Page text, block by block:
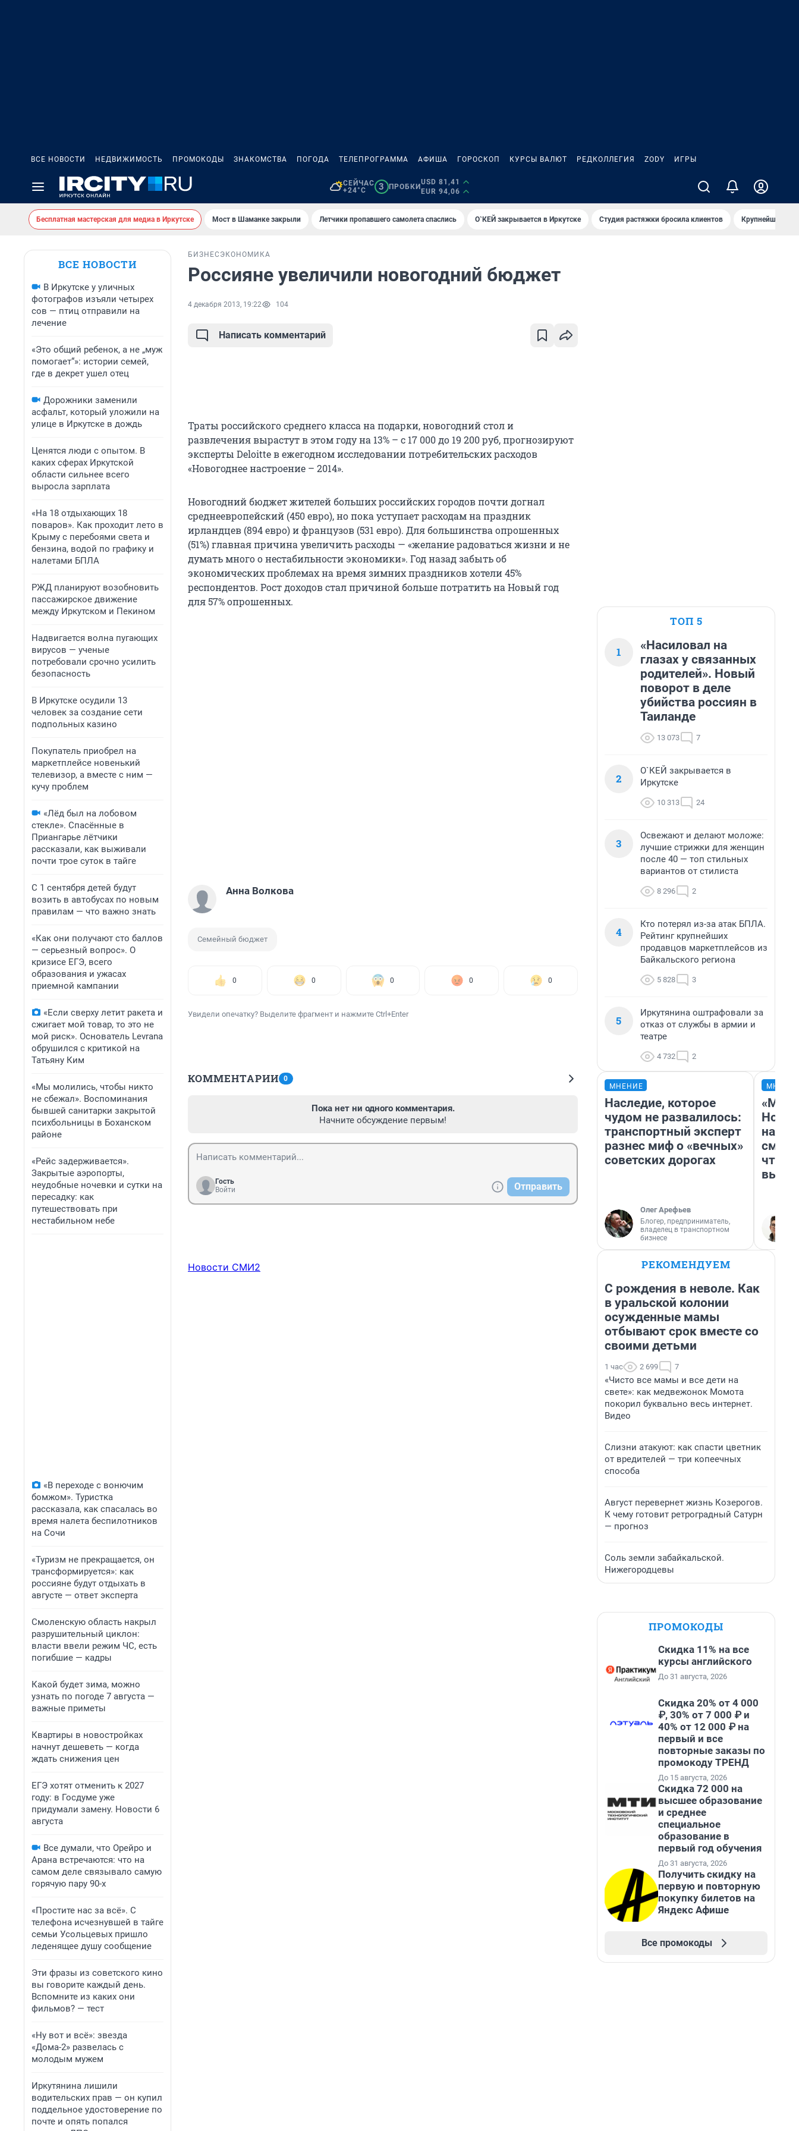
ВСЕ НОВОСТИ НЕДВИЖИМОСТЬ ПРОМОКОДЫ ЗНАКОМСТВА ПОГОДА ТЕЛЕПРОГРАММА АФИША ГОРОСКОП КУРСЫ ВАЛЮТ РЕДКОЛЛЕГИЯ ZODY ИГРЫ
СЕЙЧАС
+24°C
3 ПРОБКИ
USD 81,41
EUR 94,06
Бесплатная мастерская для медиа в Иркутске Мост в Шаманке закрыли Летчики пропавшего самолета спаслись О`КЕЙ закрывается в Иркутске Студия растяжки бросила клиентов Крупнейшие
ВСЕ НОВОСТИ
В Иркутске у уличных
фотографов изъяли четырех
сов — птиц отправили на
лечение
«Это общий ребенок, а не „муж
помогает“»: истории семей,
где в декрет ушел отец
Дорожники заменили
асфальт, который уложили на
улице в Иркутске в дождь
Ценятся люди с опытом. В
каких сферах Иркутской
области сильнее всего
выросла зарплата
«На 18 отдыхающих 18
поваров». Как проходит лето в
Крыму с перебоями света и
бензина, водой по графику и
налетами БПЛА
РЖД планируют возобновить
пассажирское движение
между Иркутском и Пекином
Надвигается волна пугающих
вирусов — ученые
потребовали срочно усилить
безопасность
В Иркутске осудили 13
человек за создание сети
подпольных казино
Покупатель приобрел на
маркетплейсе новенький
телевизор, а вместе с ним —
кучу проблем
«Лёд был на лобовом
стекле». Спасённые в
Приангарье лётчики
рассказали, как выживали
почти трое суток в тайге
С 1 сентября детей будут
возить в автобусах по новым
правилам — что важно знать
«Как они получают сто баллов
— серьезный вопрос». О
кризисе ЕГЭ, всего
образования и ужасах
приемной кампании
«Если сверху летит ракета и
сжигает мой товар, то это не
мой риск». Основатель Levrana
обрушился с критикой на
Татьяну Ким
«Мы молились, чтобы никто
не сбежал». Воспоминания
бывшей санитарки закрытой
психбольницы в Боханском
районе
«Рейс задерживается».
Закрытые аэропорты,
неудобные ночевки и сутки на
пересадку: как
путешествовать при
нестабильном небе
«В переходе с вонючим
бомжом». Туристка
рассказала, как спасалась во
время налета беспилотников
на Сочи
«Туризм не прекращается, он
трансформируется»: как
россияне будут отдыхать в
августе — ответ эксперта
Смоленскую область накрыл
разрушительный циклон:
власти ввели режим ЧС, есть
погибшие — кадры
Какой будет зима, можно
узнать по погоде 7 августа —
важные приметы
Квартиры в новостройках
начнут дешеветь — когда
ждать снижения цен
ЕГЭ хотят отменить к 2027
году: в Госдуме уже
придумали замену. Новости 6
августа
Все думали, что Орейро и
Арана встречаются: что на
самом деле связывало самую
горячую пару 90-х
«Простите нас за всё». С
телефона исчезнувшей в тайге
семьи Усольцевых пришло
леденящее душу сообщение
Эти фразы из советского кино
вы говорите каждый день.
Вспомните из каких они
фильмов? — тест
«Ну вот и всё»: звезда
«Дома-2» развелась с
молодым мужем
Иркутянина лишили
водительских прав — он купил
поддельное удостоверение по
почте и опять попался
БИЗНЕС ЭКОНОМИКА
Россияне увеличили новогодний бюджет
4 декабря 2013, 19:22 104
Написать комментарий
Траты российского среднего класса на подарки, новогодний стол и
развлечения вырастут в этом году на 13% – с 17 000 до 19 200 руб, прогнозируют
эксперты Deloitte в ежегодном исследовании потребительских расходов
«Новогоднее настроение – 2014».
Новогодний бюджет жителей больших российских городов почти догнал
среднеевропейский (450 евро), но пока уступает расходам на праздник
ирландцев (894 евро) и французов (531 евро). Для большинства опрошенных
(51%) главная причина увеличить расходы — «желание радоваться жизни и не
думать много о нестабильности экономики». Год назад забыть об
экономических проблемах на время зимних праздников хотели 45%
респондентов. Рост доходов стал причиной больше потратить на Новый год
для 57% опрошенных.
Анна Волкова
Семейный бюджет
0 0 0 0 0
Увидели опечатку? Выделите фрагмент и нажмите Ctrl+Enter
КОММЕНТАРИИ 0
Пока нет ни одного комментария.
Начните обсуждение первым!
Гость
Войти
Отправить
Новости СМИ2
ТОП 5
1
«Насиловал на
глазах у связанных
родителей». Новый
поворот в деле
убийства россиян в
Таиланде
13 073 7
2
О`КЕЙ закрывается в
Иркутске
10 313 24
3
Освежают и делают моложе:
лучшие стрижки для женщин
после 40 — топ стильных
вариантов от стилиста
8 296 2
4
Кто потерял из-за атак БПЛА.
Рейтинг крупнейших
продавцов маркетплейсов из
Байкальского региона
5 828 3
5
Иркутянина оштрафовали за
отказ от службы в армии и
театре
4 732 2
МНЕНИЕ
Наследие, которое
чудом не развалилось:
транспортный эксперт
разнес миф о «вечных»
советских дорогах
Олег Арефьев
Блогер, предприниматель,
владелец в транспортном
бизнесе
«Мы
РЕКОМЕНДУЕМ
С рождения в неволе. Как
в уральской колонии
осужденные мамы
отбывают срок вместе со
своими детьми
1 час 2 699 7
«Чисто все мамы и все дети на
свете»: как медвежонок Момота
покорил буквально весь интернет.
Видео
Слизни атакуют: как спасти цветник
от вредителей — три копеечных
способа
Август перевернет жизнь Козерогов.
К чему готовит ретроградный Сатурн
— прогноз
Соль земли забайкальской.
Нижегородцевы
ПРОМОКОДЫ
Скидка 11% на все
курсы английского
До 31 августа, 2026
Скидка 20% от 4 000
₽, 30% от 7 000 ₽ и
40% от 12 000 ₽ на
первый и все
повторные заказы по
промокоду ТРЕНД
До 15 августа, 2026
Скидка 72 000 на
высшее образование
и среднее
специальное
образование в
первый год обучения
До 31 августа, 2026
Получить скидку на
первую и повторную
покупку билетов на
Яндекс Афише
Все промокоды